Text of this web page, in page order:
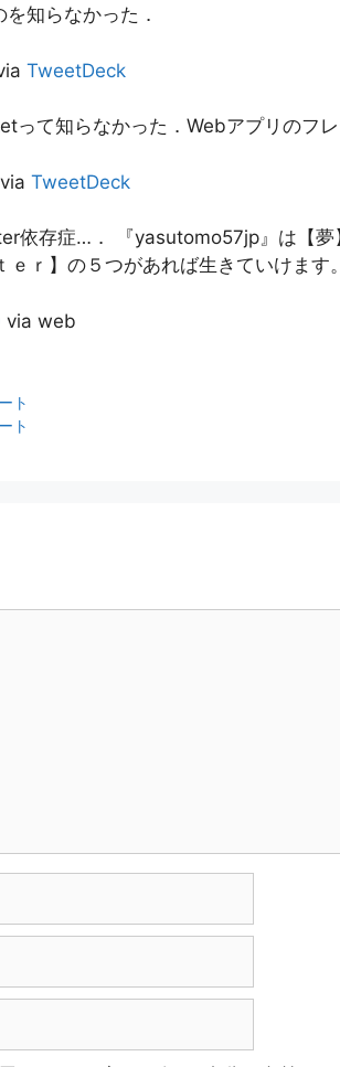
知らなかった．
TweetDeck
って知らなかった．Webアプリのフレ
via TweetDeck
依存症…． 『yasutomo57jp』は【夢
ｅｒ】の５つがあれば生きていけます
via web
ト
ト